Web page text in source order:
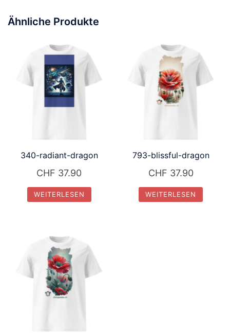
Ähnliche Produkte
340-radiant-dragon
CHF 37.90
WEITERLESEN
793-blissful-dragon
CHF 37.90
WEITERLESEN